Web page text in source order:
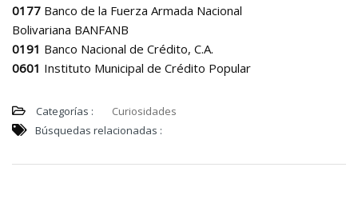
0177 Banco de la Fuerza Armada Nacional
Bolivariana BANFANB
0191 Banco Nacional de Crédito, C.A.
0601 Instituto Municipal de Crédito Popular
Categorías :
Curiosidades
Búsquedas relacionadas :